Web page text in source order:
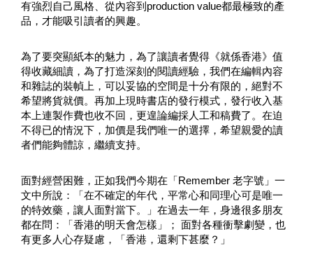
有強烈自己風格、從內容到production value都最極致的產
品，才能吸引讀者的興趣。
為了要突顯紙本的魅力，為了讓讀者覺得《就係香港》值
得收藏細讀，為了打造深刻的閱讀經驗，我們在編輯內容
和雜誌的裝幀上，可以妥協的空間是十分有限的，絕對不
希望將貨就價。再加上現時書店的發行模式，發行收入基
本上連製作費也收不回，更遑論編採人工和稿費了。在迫
不得已的情況下，加價是我們唯一的選擇，希望親愛的讀
者們能夠體諒，繼續支持。
面對經營困難，正如我們今期在「Remember 老字號」一
文中所說：「在不確定的年代，平常心和同理心可是唯一
的特效藥，讓人面對當下。」在過去一年，身邊很多朋友
都在問：「香港的明天會怎樣」； 面對各種衝擊劇變，也
有更多人心存疑慮，「香港，還剩下甚麼？」